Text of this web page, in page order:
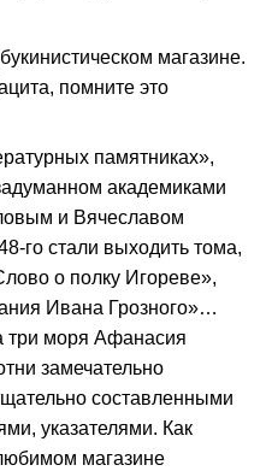
магазине.
помните это
памятниках»,
академиками
и Вячеславом
го стали выходить тома,
о полку Игореве»,
Ивана Грозного»…
моря Афанасия
замечательно
составленными
указателями. Как
магазине